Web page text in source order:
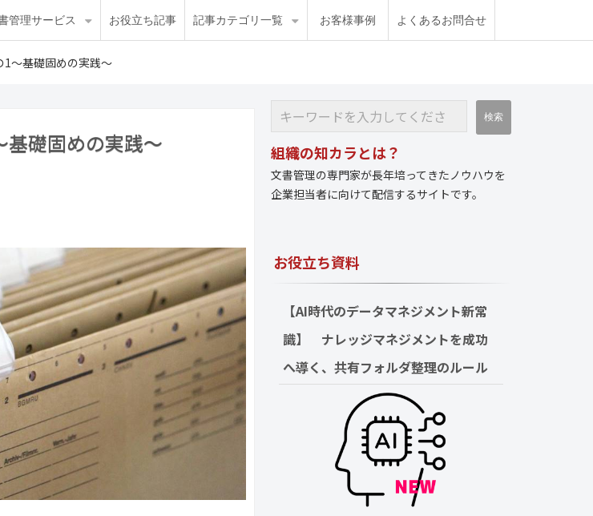
管理サービス お役立ち記事 記事カテゴリ一覧 お客様事例 よくあるお問合せ
～基礎固めの実践～
礎固めの実践～ 組織の知カラとは？
文書管理の専門家が長年培ってきたノウハウを
企業担当者に向けて配信するサイトです。
お役立ち資料
【AI時代のデータマネジメント新常
識】　ナレッジマネジメントを成功
へ導く、共有フォルダ整理のルール